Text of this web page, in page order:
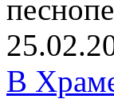
В